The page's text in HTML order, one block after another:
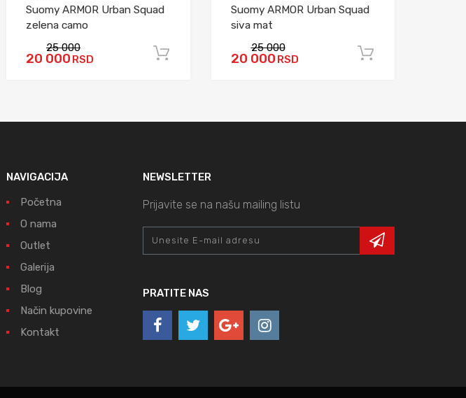
Suomy ARMOR Urban Squad
zelena camo
25 000
20 000RSD
Suomy ARMOR Urban Squad
siva mat
25 000
20 000RSD
NAVIGACIJA
Početna
O nama
Outlet
Galerija
Blog
Način kupovine
Kontakt
NEWSLETTER
Prijavite se na našu mailing listu
PRATITE NAS